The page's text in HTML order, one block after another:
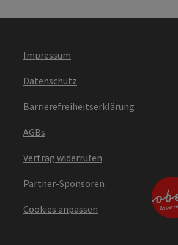
Impressum
Datenschutz
Barrierefreiheitserklärung
AGBs
Vertrag widerrufen
Partner-Sponsoren
Cookies anpassen